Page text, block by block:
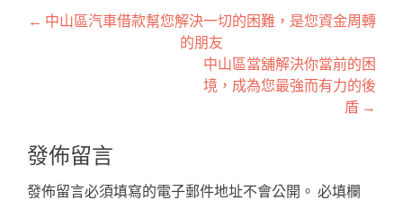
文
← 中山區汽車借款幫您解決一切的困難，是您資金周轉
的朋友
中山區當舖解決你當前的困
境，成為您最強而有力的後
盾 →
發佈留言
發佈留言必須填寫的電子郵件地址不會公開。 必填欄